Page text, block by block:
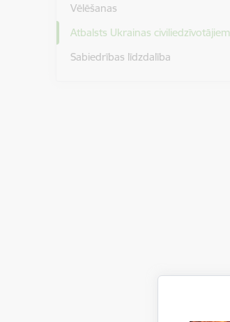
Vēlēšanas
Atbalsts Ukrainas civiliedzīvotājiem
Sabiedrības līdzdalība